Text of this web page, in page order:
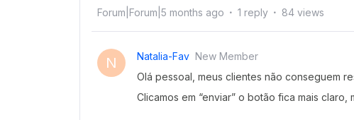
Forum|Forum|5 months ago 1 reply 84 views
N Natalia-Fav New Member
Olá pessoal, meus clientes não conseguem
Clicamos em “enviar” o botão fica mais claro,